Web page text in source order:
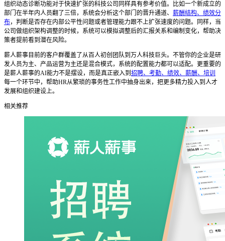
组织动态诊断功能对于快速扩张的科技公司同样具有参考价值。比如一个新成立的
部门在半年内人员翻了三倍，系统会分析这个部门的晋升通道、 薪酬结构、绩效分
布，判断是否存在内部公平性问题或者管理能力跟不上扩张速度的问题。同样，当
公司做组织架构调整的时候，系统可以模拟调整后的汇报关系和编制变化，帮助决
策者提前看到潜在风险。
薪人薪事目前的客户群覆盖了从百人初创团队到万人科技巨头。不管你的企业是研
发人员为主、产品运营为主还是混合模式，系统的配置能力都可以适配。更重要的
是薪人薪事的AI能力不是摆设，而是真正嵌入到 招聘、考勤、绩效、薪酬、培训
每一个环节中，帮助HR从繁琐的事务性工作中抽身出来，把更多精力投入到人才
发展和组织建设上。
相关推荐